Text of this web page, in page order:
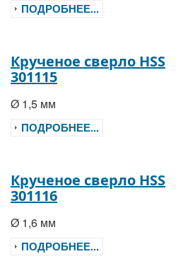
ПОДРОБНЕЕ...
Крученое сверло HSS
301115
Ø 1,5 мм
ПОДРОБНЕЕ...
Крученое сверло HSS
301116
Ø 1,6 мм
ПОДРОБНЕЕ...